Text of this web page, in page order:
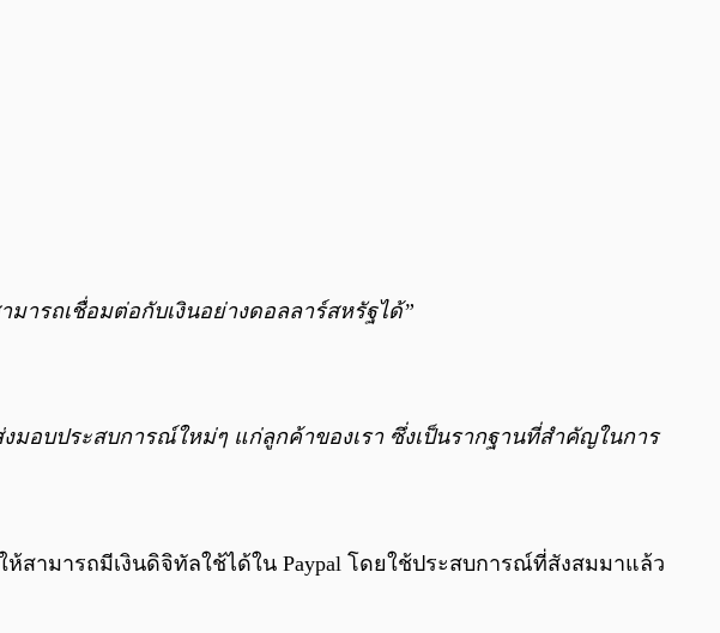
ารถเชื่อมต่อกับเงินอย่างดอลลาร์สหรัฐได้”
อบประสบการณ์ใหม่ๆ แก่ลูกค้าของเรา ซึ่งเป็นรากฐานที่สำคัญในการ
สามารถมีเงินดิจิทัลใช้ได้ใน Paypal โดยใช้ประสบการณ์ที่สังสมมาแล้ว